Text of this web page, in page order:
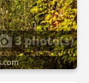
3 photo(s)